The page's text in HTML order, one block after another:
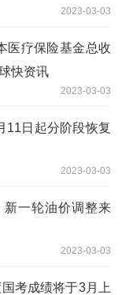
2023-03-03
医疗保险基金总收
快资讯
2023-03-03
11日起分阶段恢复
2023-03-03
一轮油价调整来
2023-03-03
考成绩将于3月上